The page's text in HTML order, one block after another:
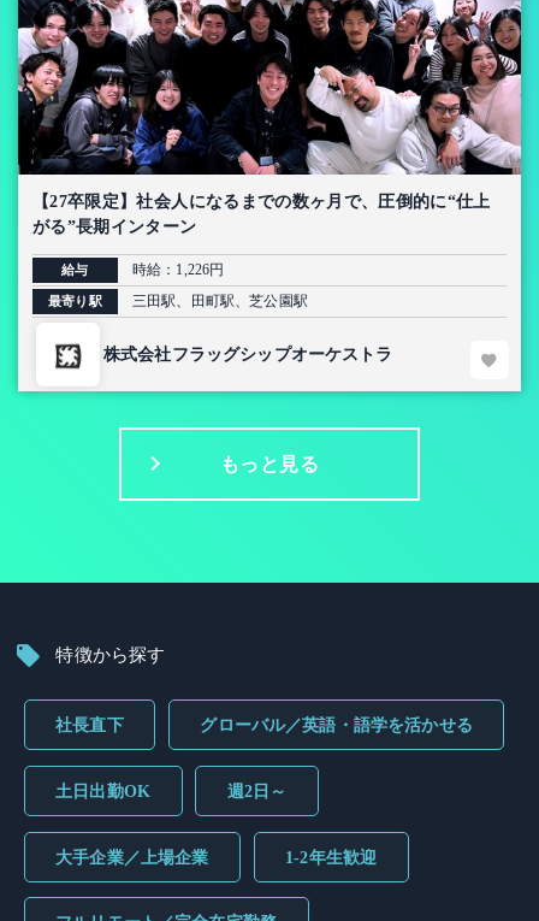
【27卒限定】社会人になるまでの数ヶ月で、圧倒的に“仕上
がる”長期インターン
給与 時給：1,226円
最寄り駅 三田駅、田町駅、芝公園駅
株式会社フラッグシップオーケストラ
もっと見る
特徴から探す
社長直下 グローバル／英語・語学を活かせる
土日出勤OK 週2日～
大手企業／上場企業 1-2年生歓迎